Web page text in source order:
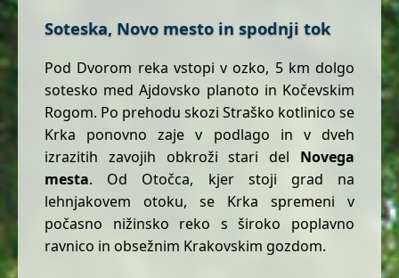
Soteska, Novo mesto in spodnji tok
Pod Dvorom reka vstopi v ozko, 5 km dolgo
sotesko med Ajdovsko planoto in Kočevskim
Rogom. Po prehodu skozi Straško kotlinico se
Krka ponovno zaje v podlago in v dveh
izrazitih zavojih obkroži stari del Novega
mesta. Od Otočca, kjer stoji grad na
lehnjakovem otoku, se Krka spremeni v
počasno nižinsko reko s široko poplavno
ravnico in obsežnim Krakovskim gozdom.